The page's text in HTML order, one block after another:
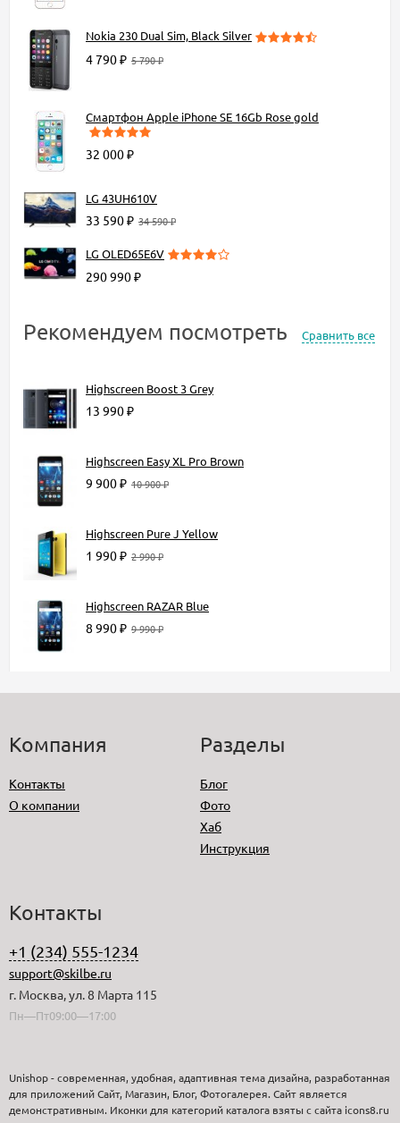
Nokia 230 Dual Sim, Black Silver
4 790 ₽ 5 790 ₽
Смартфон Apple iPhone SE 16Gb Rose gold
32 000 ₽
LG 43UH610V
33 590 ₽ 34 590 ₽
LG OLED65E6V
290 990 ₽
Рекомендуем посмотреть Сравнить все
Highscreen Boost 3 Grey
13 990 ₽
Highscreen Easy XL Pro Brown
9 900 ₽ 10 900 ₽
Highscreen Pure J Yellow
1 990 ₽ 2 990 ₽
Highscreen RAZAR Blue
8 990 ₽ 9 990 ₽
Компания
Контакты
О компании
Разделы
Блог
Фото
Хаб
Инструкция
Контакты
+1 (234) 555-1234
support@skilbe.ru
г. Москва, ул. 8 Марта 115
Пн—Пт09:00—17:00
Unishop - современная, удобная, адаптивная тема дизайна, разработанная
для приложений Сайт, Магазин, Блог, Фотогалерея. Сайт является
демонстративным. Иконки для категорий каталога взяты с сайта icons8.ru